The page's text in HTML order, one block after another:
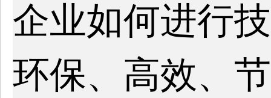
企业如何进行
环保、高效、